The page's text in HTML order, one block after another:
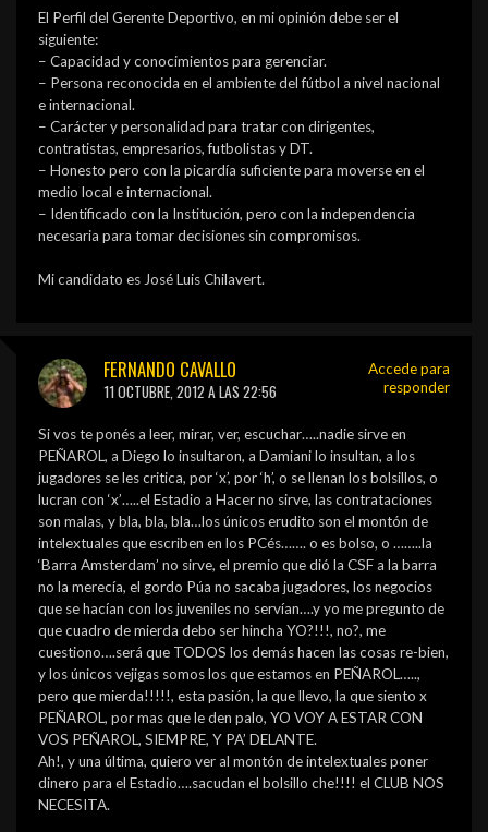
El Perfil del Gerente Deportivo, en mi opinión debe ser el
siguiente:
– Capacidad y conocimientos para gerenciar.
– Persona reconocida en el ambiente del fútbol a nivel nacional
e internacional.
– Carácter y personalidad para tratar con dirigentes,
contratistas, empresarios, futbolistas y DT.
– Honesto pero con la picardía suficiente para moverse en el
medio local e internacional.
– Identificado con la Institución, pero con la independencia
necesaria para tomar decisiones sin compromisos.
Mi candidato es José Luis Chilavert.
FERNANDO CAVALLO
11 OCTUBRE, 2012 A LAS 22:56
Si vos te ponés a leer, mirar, ver, escuchar…..nadie sirve en
PEÑAROL, a Diego lo insultaron, a Damiani lo insultan, a los
jugadores se les critica, por ‘x’, por ‘h’, o se llenan los bolsillos, o
lucran con ‘x’…..el Estadio a Hacer no sirve, las contrataciones
son malas, y bla, bla, bla…los únicos erudito son el montón de
intelextuales que escriben en los PCés……. o es bolso, o ……..la
‘Barra Amsterdam’ no sirve, el premio que dió la CSF a la barra
no la merecía, el gordo Púa no sacaba jugadores, los negocios
que se hacían con los juveniles no servían….y yo me pregunto de
que cuadro de mierda debo ser hincha YO?!!!, no?, me
cuestiono….será que TODOS los demás hacen las cosas re-bien,
y los únicos vejigas somos los que estamos en PEÑAROL…..,
pero que mierda!!!!!, esta pasión, la que llevo, la que siento x
PEÑAROL, por mas que le den palo, YO VOY A ESTAR CON
VOS PEÑAROL, SIEMPRE, Y PA’ DELANTE.
Ah!, y una última, quiero ver al montón de intelextuales poner
dinero para el Estadio….sacudan el bolsillo che!!!! el CLUB NOS
NECESITA.
Accede para
responder